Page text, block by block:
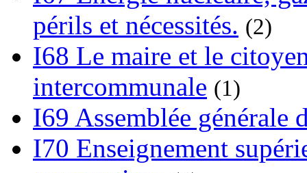
périls et nécessités. (2)
I68 Le maire et le
intercommunale (1)
I69 Assemblée générale
I70 Enseignement